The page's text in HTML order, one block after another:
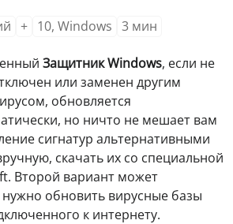
+ 10, Windows 3 мин
Защитник Windows, если не
или заменен другим
обновляется
но ничто не мешает вам
сигнатур альтернативными
скачать их со специальной
Второй вариант может
нужно обновить вирусные базы
к интернету.